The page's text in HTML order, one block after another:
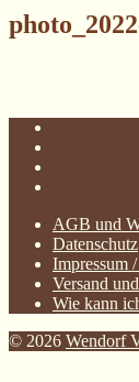
AGB und
Datenschutz
Impressum
Versand
Wie kann
© 2026 Wendorf